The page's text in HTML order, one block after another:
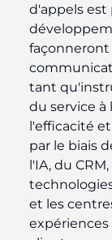
d'appels est
façonneront
tant
du service à
l'efficacité
par le biais
l'IA, du
et les
expériences